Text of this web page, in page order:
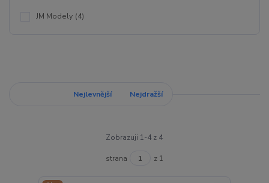
JM Modely (4)
Nejlevnější Nejdražší
Zobrazuji 1-4 z 4
strana z 1